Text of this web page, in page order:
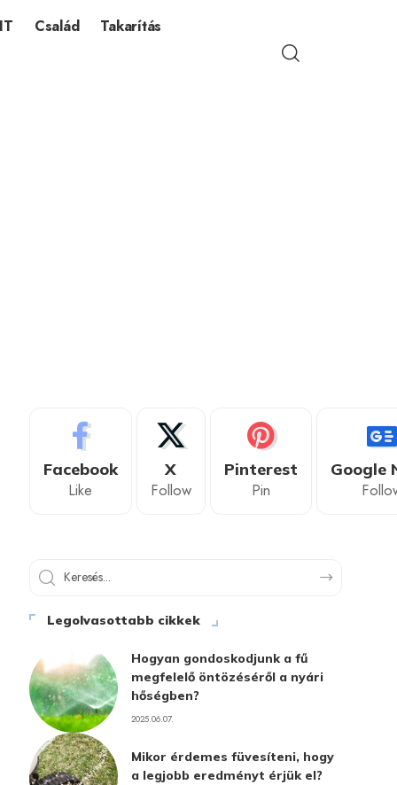
Család Takarítás
Facebook
Like
X
Follow
Pinterest
Pin
Google
Legolvasottabb cikkek
Hogyan gondoskodjunk a fű
megfelelő öntözéséről a nyári
hőségben?
2025.06.07.
Mikor érdemes füvesíteni, hogy
a legjobb eredményt érjük el?